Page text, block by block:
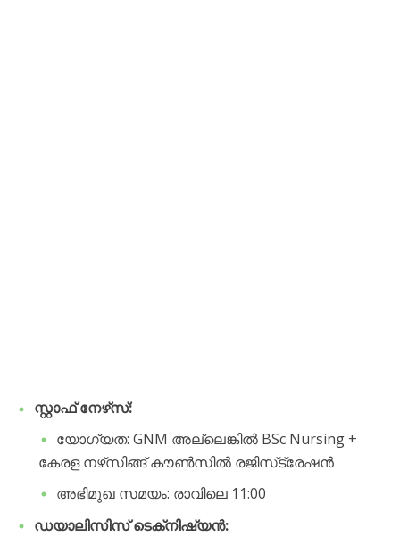
സ്റ്റാഫ് നേഴ്‌സ്:
​യോഗ്യത: GNM അല്ലെങ്കിൽ BSc Nursing +
കേരള നഴ്‌സിങ്ങ് കൗൺസിൽ രജിസ്‌ട്രേഷൻ
​അഭിമുഖ സമയം: രാവിലെ 11:00
ഡയാലിസിസ് ടെക്‌നിഷ്യൻ: